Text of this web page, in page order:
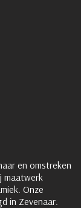
en omstreken
maatwerk
Onze
in Zevenaar.